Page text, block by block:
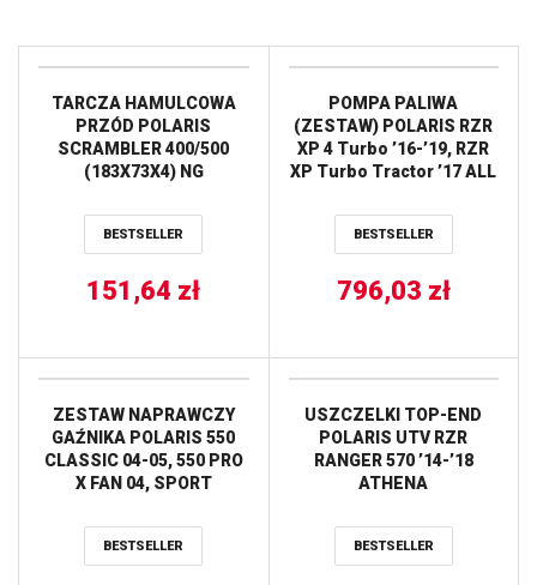
TARCZA HAMULCOWA
PRZÓD POLARIS
SCRAMBLER 400/500
(183X73X4) NG
BESTSELLER
151,64 zł
POMPA PALIWA
(ZESTAW) POLARIS RZR
XP 4 Turbo ’16-’19, RZR
XP Turbo Tractor ’17 ALL
BESTSELLER
796,03 zł
ZESTAW NAPRAWCZY
GAŹNIKA POLARIS 550
CLASSIC 04-05, 550 PRO
X FAN 04, SPORT
SPORT 550 04-05, SUPER
SPORT EDGE 550 04,
BESTSELLER
USZCZELKI TOP-END
POLARIS UTV RZR
RANGER 570 ’14-’18
ATHENA
BESTSELLER